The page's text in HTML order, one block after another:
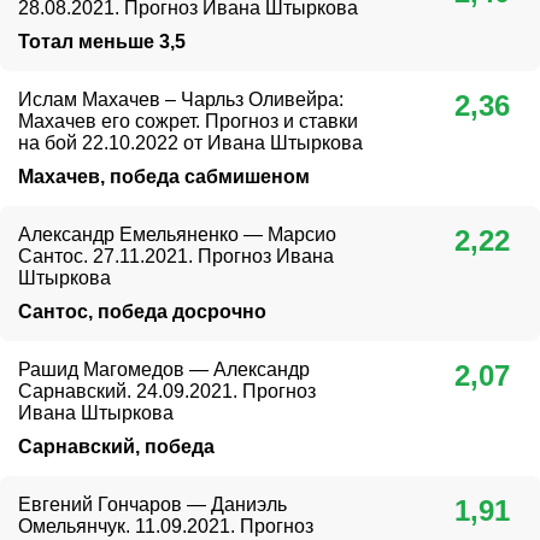
его допинг-пробах были найдены следы запрещённых
веществ, контракт с организацией был расторгнут по
Титулы и регалии
Мастер спорта России по самбо
Призёр чемпионатов России
Призёр Кубка Мира
Победитель и призёр этапов Кубка Мира по
Бронзовый призёр Чемпионата России по боевому
Побеждал Джеффа Монсона, Фабио Мальдонадо,
28.08.2021. Прогноз Ивана Штыркова
Тотал меньше 3,5
Ислам Махачев – Чарльз Оливейра:
Махачев его сожрет. Прогноз и ставки
на бой 22.10.2022 от Ивана Штыркова
Махачев, победа сабмишеном
2,36
Александр Емельяненко — Марсио
Сантос. 27.11.2021. Прогноз Ивана
Штыркова
Сантос, победа досрочно
2,22
Рашид Магомедов — Александр
Сарнавский. 24.09.2021. Прогноз
Ивана Штыркова
Сарнавский, победа
2,07
Евгений Гончаров — Даниэль
Омельянчук. 11.09.2021. Прогноз
1,91